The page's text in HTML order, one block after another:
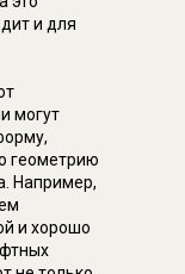
и для
могут
геометрию
Например,
и хорошо